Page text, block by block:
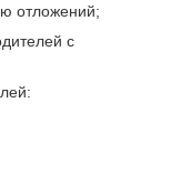
отложений;
с